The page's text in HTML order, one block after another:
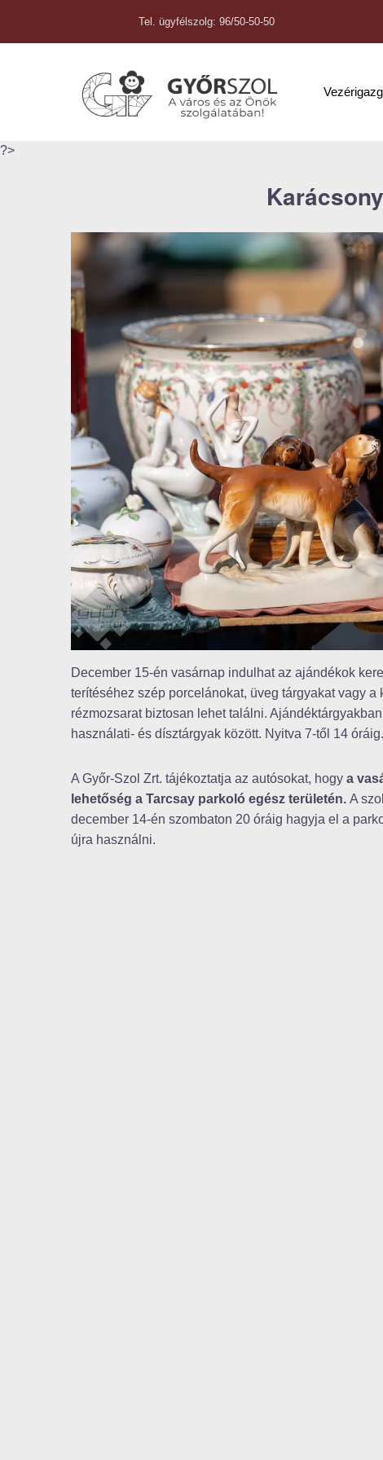
Tel. ügyfélszolg: 96/50-50-50
?>
December 15-én vasárnap indulhat az ajándékok
terítéséhez szép porcelánokat, üveg tárgyakat vagy
rézmozsarat biztosan lehet találni.
használati- és dísztárgyak között. Nyitva 7-től 14 óráig.
A Győr-Szol Zrt. tájékoztatja az autósokat, hogy a
lehetőség a Tarcsay parkoló egész területén. A
december 14-én szombaton 20 óráig hagyja el a
újra használni.